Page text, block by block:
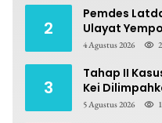
2
Pemdes
Ulayat
Sengketa
4 Agustus 2026
3
Tahap II
Kei
5 Agustus 2026